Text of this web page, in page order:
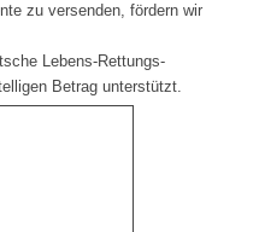
zu versenden, fördern wir
Lebens-Rettungs-
Betrag unterstützt.